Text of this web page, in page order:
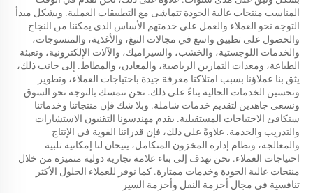
تنافسية في مجال أحزمة النقل وأحزمة السير